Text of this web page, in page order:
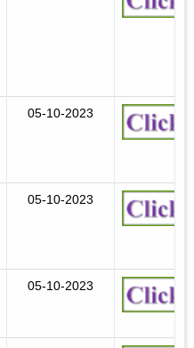
05-10-2023
05-10-2023
05-10-2023